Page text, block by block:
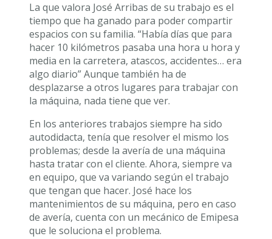
La que valora José Arribas de su trabajo es el
tiempo que ha ganado para poder compartir
espacios con su familia. “Había días que para
hacer 10 kilómetros pasaba una hora u hora y
media en la carretera, atascos, accidentes… era
algo diario” Aunque también ha de
desplazarse a otros lugares para trabajar con
la máquina, nada tiene que ver.
En los anteriores trabajos siempre ha sido
autodidacta, tenía que resolver el mismo los
problemas; desde la avería de una máquina
hasta tratar con el cliente. Ahora, siempre va
en equipo, que va variando según el trabajo
que tengan que hacer. José hace los
mantenimientos de su máquina, pero en caso
de avería, cuenta con un mecánico de Emipesa
que le soluciona el problema.